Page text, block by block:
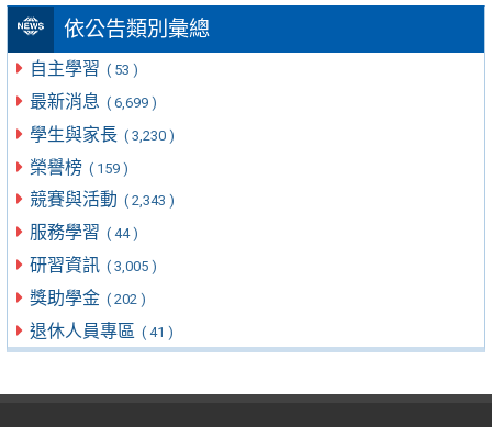
依公告類別彙總
自主學習 ( 53 )
最新消息 ( 6,699 )
學生與家長 ( 3,230 )
榮譽榜 ( 159 )
競賽與活動 ( 2,343 )
服務學習 ( 44 )
研習資訊 ( 3,005 )
獎助學金 ( 202 )
退休人員專區 ( 41 )